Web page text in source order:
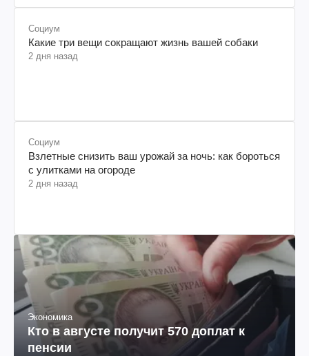
Социум
Какие три вещи сокращают жизнь вашей собаки
2 дня назад
Социум
Взлетные снизить ваш урожай за ночь: как бороться
с улитками на огороде
2 дня назад
Экономика
Кто в августе получит 570 доплат к
пенсии